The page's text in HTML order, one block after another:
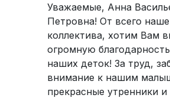
Уважаемые, Анна
Петровна! От всего
коллектива, хотим Вам
огромную
наших деток! За труд,
внимание к нашим
прекрасные утренники